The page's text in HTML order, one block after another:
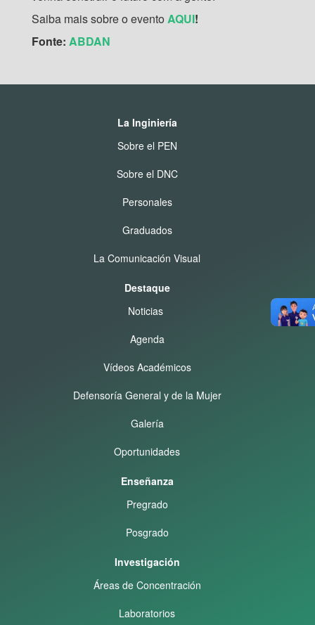
Saiba mais sobre o evento AQUI!
Fonte: ABDAN
La Inginiería
Sobre el PEN
Sobre el DNC
Personales
Graduados
La Comunicación Visual
Destaque
Noticias
Agenda
Vídeos Académicos
Defensoría General y de la Mujer
Galería
Oportunidades
Enseñanza
Pregrado
Posgrado
Investigación
Áreas de Concentración
Laboratorios